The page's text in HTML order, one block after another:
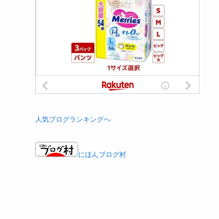
人気ブログランキングへ
にほんブログ村